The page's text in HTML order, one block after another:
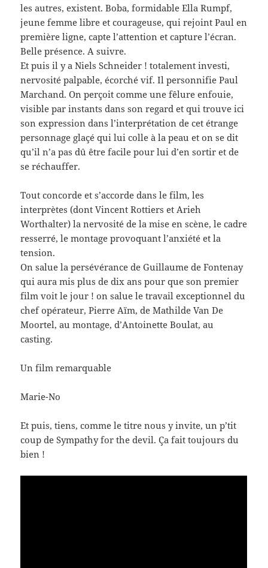
les autres, existent. Boba, formidable Ella Rumpf,
jeune femme libre et courageuse, qui rejoint Paul en
première ligne, capte l’attention et capture l’écran.
Belle présence. A suivre.
Et puis il y a Niels Schneider ! totalement investi,
nervosité palpable, écorché vif. Il personnifie Paul
Marchand. On perçoit comme une fêlure enfouie,
visible par instants dans son regard et qui trouve ici
son expression dans l’interprétation de cet étrange
personnage glaçé qui lui colle à la peau et on se dit
qu’il n’a pas dû être facile pour lui d’en sortir et de
se réchauffer.
Tout concorde et s’accorde dans le film, les
interprètes (dont Vincent Rottiers et Arieh
Worthalter) la nervosité de la mise en scène, le cadre
resserré, le montage provoquant l’anxiété et la
tension.
On salue la persévérance de Guillaume de Fontenay
qui aura mis plus de dix ans pour que son premier
film voit le jour ! on salue le travail exceptionnel du
chef opérateur, Pierre Aïm, de Mathilde Van De
Moortel, au montage, d’Antoinette Boulat, au
casting.
Un film remarquable
Marie-No
Et puis, tiens, comme le titre nous y invite, un p’tit
coup de Sympathy for the devil. Ça fait toujours du
bien !